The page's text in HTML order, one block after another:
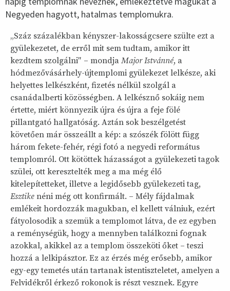
Negyeden hagyott, hatalmas templomukra.
„Száz százalékban kényszer-lakosságcsere szülte ezt a
gyülekezetet, de erről mit sem tudtam, amikor itt
kezdtem szolgálni″ – mondja Major Istvánné, a
hódmezővásárhely-újtemplomi gyülekezet lelkésze, aki
helyettes lelkészként, fizetés nélkül szolgál a
csanádalberti közösségben. A lelkésznő sokáig nem
értette, miért könnyezik újra és újra a feje fölé
pillantgató hallgatóság. Aztán sok beszélgetést
követően már összeállt a kép: a szószék fölött függ
három fekete-fehér, régi fotó a negyedi református
templomról. Ott kötöttek házasságot a gyülekezeti tagok
szülei, ott keresztelték meg a ma még élő
kitelepítetteket, illetve a legidősebb gyülekezeti tag,
Esztike néni még ott konfirmált. – Mély fájdalmak
emlékeit hordozzák magukban, el kellett válniuk, ezért
fátyolosodik a szemük a templomot látva, de ez egyben
a reménységük, hogy a mennyben találkozni fognak
azokkal, akikkel az a templom összeköti őket – teszi
hozzá a lelkipásztor. Ez az érzés még erősebb, amikor
egy-egy temetés után tartanak istentiszteletet, amelyen a
Felvidékről érkező rokonok is részt vesznek. Egyre